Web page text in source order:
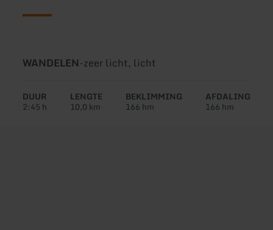
Soort
WANDELEN-Moeilijkheidsgraad:
zeer licht, licht
DUUR
2:45 h
LENGTE
10,0 km
BEKLIMMING
166 hm
AFDALING
166 hm